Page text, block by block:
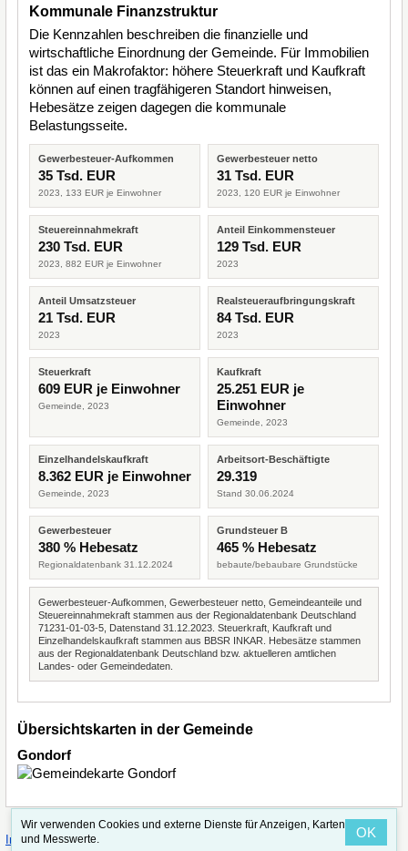
Kommunale Finanzstruktur
Die Kennzahlen beschreiben die finanzielle und
wirtschaftliche Einordnung der Gemeinde. Für Immobilien
ist das ein Makrofaktor: höhere Steuerkraft und Kaufkraft
können auf einen tragfähigeren Standort hinweisen,
Hebesätze zeigen dagegen die kommunale
Belastungsseite.
Gewerbesteuer-Aufkommen
35 Tsd. EUR
2023, 133 EUR je Einwohner
Gewerbesteuer netto
31 Tsd. EUR
2023, 120 EUR je Einwohner
Steuereinnahmekraft
230 Tsd. EUR
2023, 882 EUR je Einwohner
Anteil Einkommensteuer
129 Tsd. EUR
2023
Anteil Umsatzsteuer
21 Tsd. EUR
2023
Realsteueraufbringungskraft
84 Tsd. EUR
2023
Steuerkraft
609 EUR je Einwohner
Gemeinde, 2023
Kaufkraft
25.251 EUR je
Einwohner
Gemeinde, 2023
Einzelhandelskaufkraft
8.362 EUR je Einwohner
Gemeinde, 2023
Arbeitsort-Beschäftigte
29.319
Stand 30.06.2024
Gewerbesteuer
380 % Hebesatz
Regionaldatenbank 31.12.2024
Grundsteuer B
465 % Hebesatz
bebaute/bebaubare Grundstücke
Gewerbesteuer-Aufkommen, Gewerbesteuer netto, Gemeindeanteile und
Steuereinnahmekraft stammen aus der Regionaldatenbank Deutschland
71231-01-03-5, Datenstand 31.12.2023. Steuerkraft, Kaufkraft und
Einzelhandelskaufkraft stammen aus BBSR INKAR. Hebesätze stammen
aus der Regionaldatenbank Deutschland bzw. aktuelleren amtlichen
Landes- oder Gemeindedaten.
Übersichtskarten in der Gemeinde
Gondorf
Impressum·Straßenindex
Wir verwenden Cookies und externe Dienste für Anzeigen, Karten
und Messwerte.
OK